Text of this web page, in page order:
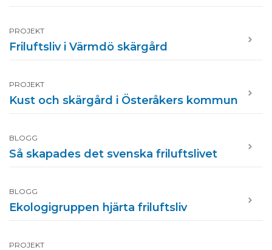
PROJEKT
Friluftsliv i Värmdö skärgård
PROJEKT
Kust och skärgård i Österåkers kommun
BLOGG
Så skapades det svenska friluftslivet
BLOGG
Ekologigruppen hjärta friluftsliv
PROJEKT